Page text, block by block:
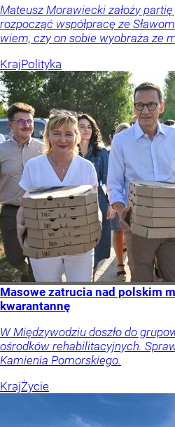
Mateusz Morawiecki założy
rozpocząć współpracę ze
wiem, czy on sobie wyobraża ze
KrajPolityka
Masowe zatrucia nad polskim
kwarantannę
W Międzywodziu doszło do
ośrodków rehabilitacyjnych.
Kamienia Pomorskiego.
KrajŻycie